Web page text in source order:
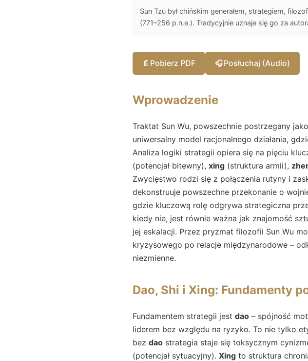
Sun Tzu był chińskim generałem, strategiem,
(771–256 p.n.e.). Tradycyjnie uznaje się go za
📄 Pobierz PDF 🎧Posłuchaj (Audio)
Wprowadzenie
Traktat Sun Wu, powszechnie postrzegany
uniwersalny model racjonalnego działania,
Analiza logiki strategii opiera się na pięciu
(potencjał bitewny), xing (struktura armii),
Zwycięstwo rodzi się z połączenia rutyny i
dekonstruuje powszechne przekonanie o
gdzie kluczową rolę odgrywa strategiczna
kiedy nie, jest równie ważna jak znajomość
jej eskalacji. Przez pryzmat filozofii Sun Wu
kryzysowego po relacje międzynarodowe –
niezmienne.
Dao, Shi i Xing: Fundamenty
Fundamentem strategii jest dao – spójność
liderem bez względu na ryzyko. To nie tylko
bez dao strategia staje się toksycznym
(potencjał sytuacyjny). Xing to struktura